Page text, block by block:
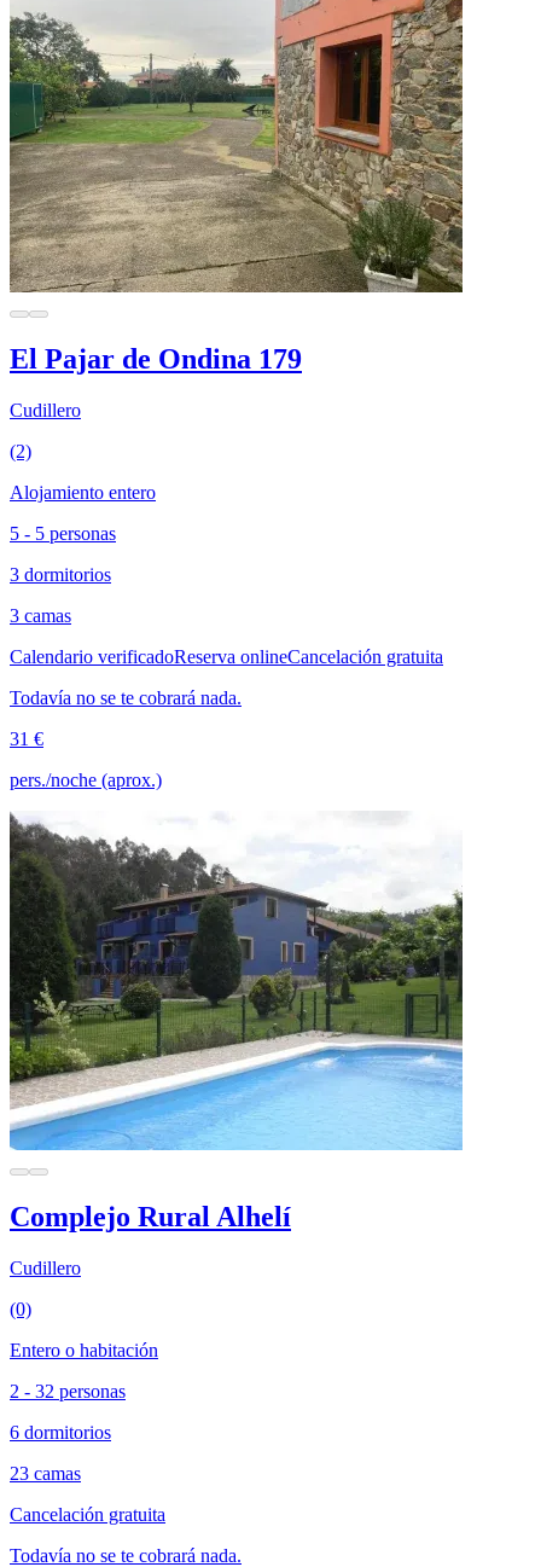
El Pajar de Ondina 179
Cudillero
(2)
Alojamiento entero
5 - 5 personas
3 dormitorios
3 camas
Calendario verificadoReserva onlineCancelación gratuita
Todavía no se te cobrará nada.
31 €
pers./noche (aprox.)
Complejo Rural Alhelí
Cudillero
(0)
Entero o habitación
2 - 32 personas
6 dormitorios
23 camas
Cancelación gratuita
Todavía no se te cobrará nada.